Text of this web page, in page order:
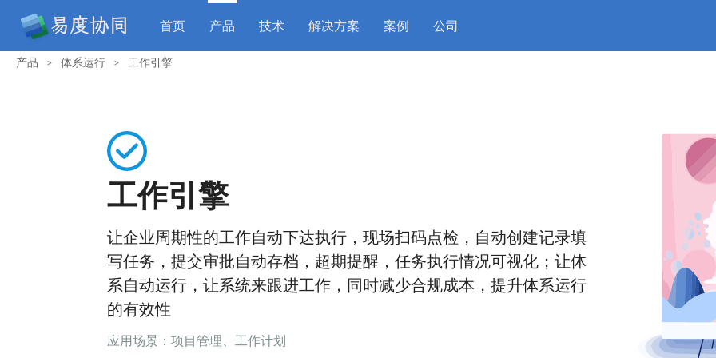
首页 产品 技术 解决方案 案例 公司
产品 > 体系运行 > 工作引擎
工作引擎
让企业周期性的工作自动下达执行，现场扫码点检，自动创建记录填
写任务，提交审批自动存档，超期提醒，任务执行情况可视化；让体
系自动运行，让系统来跟进工作，同时减少合规成本，提升体系运行
的有效性
应用场景：项目管理、工作计划